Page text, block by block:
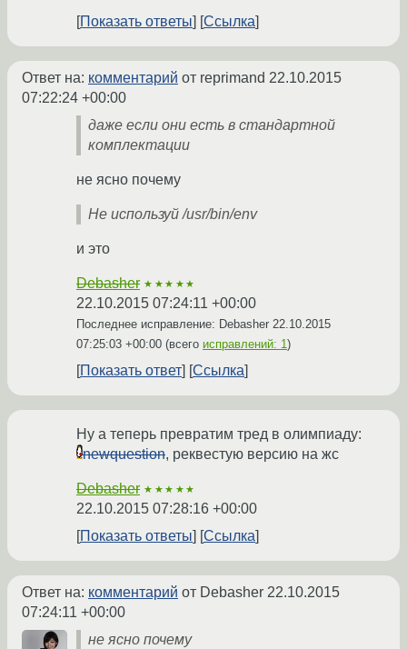
Показать ответы
Ссылка
Ответ на: комментарий от reprimand 22.10.2015
07:22:24 +00:00
даже если они есть в стандартной
комплектации
не ясно почему
Не используй /usr/bin/env
и это
Debasher ★★★★★
22.10.2015 07:24:11 +00:00
Последнее исправление: Debasher 22.10.2015
07:25:03 +00:00 (всего исправлений: 1)
Показать ответ Ссылка
Ну а теперь превратим тред в олимпиаду:
newquestion, реквестую версию на жс
Debasher ★★★★★
22.10.2015 07:28:16 +00:00
Показать ответы
Ссылка
Ответ на: комментарий от Debasher 22.10.2015
07:24:11 +00:00
не ясно почему